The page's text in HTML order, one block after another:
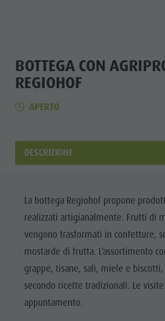
LOCALITÀ
DOLOMITI
Località
Dolomiti UNESCO
Famiglia & Bambini
Cultura
Attrazioni
Bar & Ristoranti
Cook the Mountain
Shopping
Benessere
Escursioni
Il Plan de Corones
Arrampicare
Parapendio & Voli tandem
Programmi di vacanza
Come arrivare
Offerte
Richiesta cataloghi
Webcam
Meteo
Kronplatz Doctor Service
BOTTEGA CON
REGIOHOF
APERTO
DESCRIZIONE
La bottega Regiohof propone
realizzati artigianalmente. Frutti di
vengono trasformati in confetture,
mostarde di frutta. L’assortimento
grappe, tisane, sali, miele e
secondo ricette tradizionali. Le
appuntamento.